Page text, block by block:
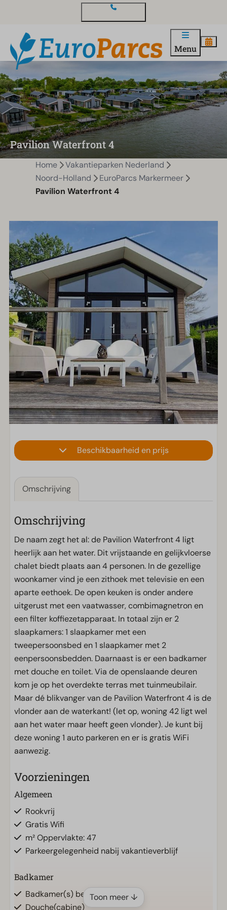
Menu
Pavilion Waterfront 4
Home
Vakantieparken Nederland
Noord-Holland
EuroParcs Markermeer
Pavilion Waterfront 4
Beschikbaarheid en prijs
Omschrijving
Omschrijving
De naam zegt het al: de Pavilion Waterfront 4 ligt
heerlijk aan het water. Dit vrijstaande en gelijkvloerse
chalet biedt plaats aan 4 personen. In de gezellige
woonkamer vind je een zithoek met televisie en een
aparte eethoek. De open keuken is onder andere
uitgerust met een vaatwasser, combimagnetron en
een filter koffiezetapparaat. In totaal zijn er 2
slaapkamers: 1 slaapkamer met een
tweepersoonsbed en 1 slaapkamer met 2
eenpersoonsbedden. Daarnaast is er een badkamer
met douche en toilet. Via de openslaande deuren
kom je op het overdekte terras met tuinmeubilair.
Maar dé blikvanger van de Pavilion Waterfront 4 is de
vlonder aan de waterkant! (let op, woning 42 ligt wel
aan het water maar heeft geen vlonder). Je kunt bij
deze woning 1 auto parkeren en er is gratis WiFi
aanwezig.
Voorzieningen
Algemeen
Rookvrij
Gratis Wifi
m² Oppervlakte: 47
Parkeergelegenheid nabij vakantieverblijf
Badkamer
Badkamer(s) beneden: 1
Douche(cabine)
Toon meer ↓